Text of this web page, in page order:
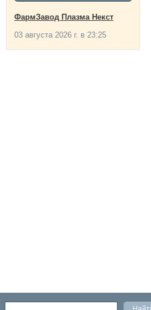
ФармЗавод Плазма Некст
03 августа 2026 г. в 23:25